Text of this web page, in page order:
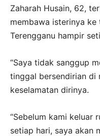
Zaharah Husain, 62,
membawa isterinya ke
Terengganu hampir
“Saya tidak sanggup
tinggal bersendirian di
keselamatan dirinya.
“Sebelum kami keluar
setiap hari, saya akan